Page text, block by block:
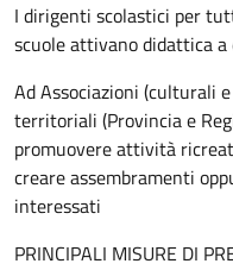
I dirigenti scolastici per
scuole attivano didattica
Ad Associazioni (culturali
territoriali (Provincia e
promuovere attività
creare assembramenti
interessati
PRINCIPALI MISURE DI